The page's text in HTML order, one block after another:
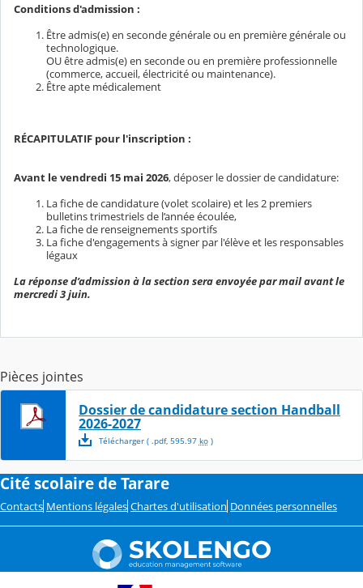
Conditions d'admission :
Être admis(e) en seconde générale ou en première générale ou
technologique.
OU être admis(e) en seconde ou en première professionnelle
(commerce, accueil, électricité ou maintenance).
Être apte médicalement
RÉCAPITULATIF pour l'inscription :
Avant le vendredi 15 mai 2026, déposer le dossier de candidature:
La fiche de candidature (volet scolaire) et les 2 premiers
bulletins trimestriels de l’année écoulée,
La fiche de renseignements sportifs
La fiche d'engagements à signer par l'élève et les responsables
légaux
La réponse d’admission à la section sera envoyée par mail avant le
mercredi 3 juin.
Pièces jointes
Dossier de candidature section Handball
2026-2027
Télécharger( .pdf, 595.97 ko)
Cité scolaire de Tarare
Contacts Mentions légales Chartes d'utilisation Données personnelles